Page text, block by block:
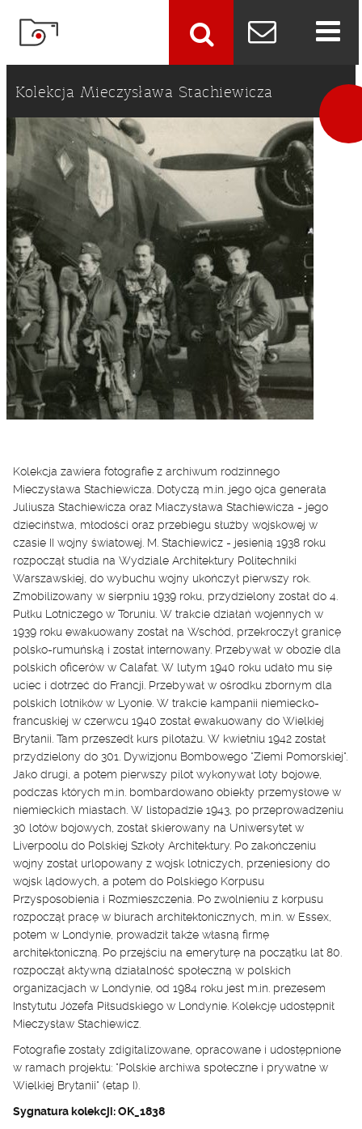
Kolekcja Mieczysława Stachiewicza
Kolekcja zawiera fotografie z archiwum rodzinnego
Mieczysława Stachiewicza. Dotyczą m.in. jego ojca generała
Juliusza Stachiewicza oraz Miaczysława Stachiewicza - jego
dzieciństwa, młodości oraz przebiegu służby wojskowej w
czasie II wojny światowej. M. Stachiewicz - jesienią 1938 roku
rozpoczął studia na Wydziale Architektury Politechniki
Warszawskiej, do wybuchu wojny ukończył pierwszy rok.
Zmobilizowany w sierpniu 1939 roku, przydzielony został do 4.
Pułku Lotniczego w Toruniu. W trakcie działań wojennych w
1939 roku ewakuowany został na Wschód, przekroczył granicę
polsko-rumuńską i został internowany. Przebywał w obozie dla
polskich oficerów w Calafat. W lutym 1940 roku udało mu się
uciec i dotrzeć do Francji. Przebywał w ośrodku zbornym dla
polskich lotników w Lyonie. W trakcie kampanii niemiecko-
francuskiej w czerwcu 1940 został ewakuowany do Wielkiej
Brytanii. Tam przeszedł kurs pilotażu. W kwietniu 1942 został
przydzielony do 301. Dywizjonu Bombowego "Ziemi Pomorskiej".
Jako drugi, a potem pierwszy pilot wykonywał loty bojowe,
podczas których m.in. bombardowano obiekty przemysłowe w
niemieckich miastach. W listopadzie 1943, po przeprowadzeniu
30 lotów bojowych, został skierowany na Uniwersytet w
Liverpoolu do Polskiej Szkoły Architektury. Po zakończeniu
wojny został urlopowany z wojsk lotniczych, przeniesiony do
wojsk lądowych, a potem do Polskiego Korpusu
Przysposobienia i Rozmieszczenia. Po zwolnieniu z korpusu
rozpoczął pracę w biurach architektonicznych, m.in. w Essex,
potem w Londynie, prowadził także własną firmę
architektoniczną. Po przejściu na emeryturę na początku lat 80.
rozpoczął aktywną działalność społeczną w polskich
organizacjach w Londynie, od 1984 roku jest m.in. prezesem
Instytutu Józefa Piłsudskiego w Londynie. Kolekcję udostępnił
Mieczysław Stachiewicz.
Fotografie zostały zdigitalizowane, opracowane i udostępnione
w ramach projektu: "Polskie archiwa społeczne i prywatne w
Wielkiej Brytanii" (etap I).
Sygnatura kolekcji: OK_1838